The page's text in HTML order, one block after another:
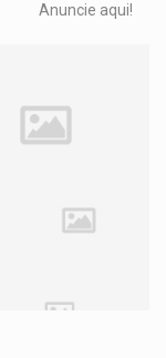
Anuncie aqui!